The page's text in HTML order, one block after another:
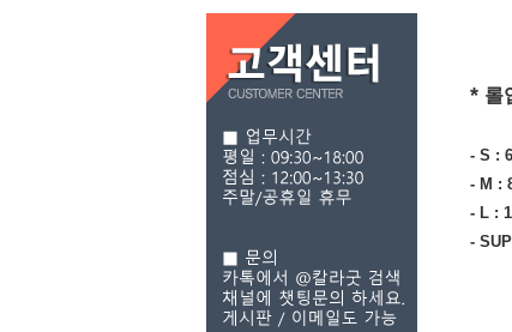
* 롤
- S :
- M :
- L :
-